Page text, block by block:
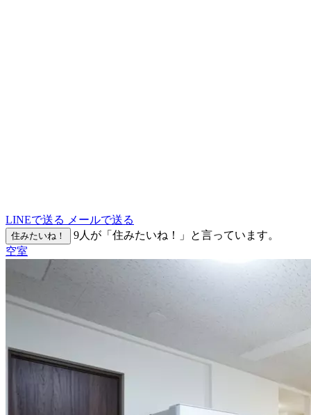
LINEで送る メールで送る
住みたいね！ 9人が「住みたいね！」と言っています。
空室